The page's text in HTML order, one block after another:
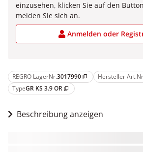
REGRO LagerNr.3017990 content_copy Hersteller
TypeGR KS 3.9 OR content_copy
Beschreibung anzeigen
einzusehen, klicken Sie auf den
melden Sie sich an.
Anmelden oder